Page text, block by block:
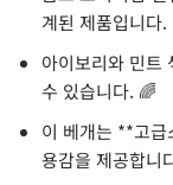
계된 제품입니
아이보리와 민트
수 있습니다. 🌈
이 베개는 **고
용감을 제공합니